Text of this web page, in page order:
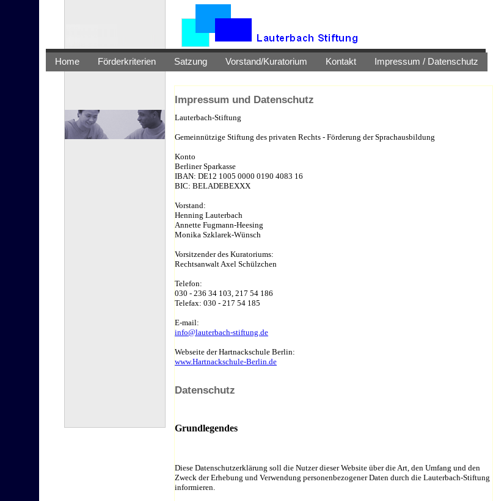
Home Förderkriterien Satzung Vorstand/Kuratorium Kontakt Impressum / Datenschutz
Impressum und Datenschutz
Lauterbach-Stiftung
Gemeinnützige Stiftung des privaten Rechts - Förderung der Sprachausbildung
Konto
Berliner Sparkasse
IBAN: DE12 1005 0000 0190 4083 16
BIC: BELADEBEXXX
Vorstand:
Henning Lauterbach
Annette Fugmann-Heesing
Monika Szklarek-Wünsch
Vorsitzender des Kuratoriums:
Rechtsanwalt Axel Schülzchen
Telefon:
030 - 236 34 103, 217 54 186
Telefax: 030 - 217 54 185
E-mail:
info@lauterbach-stiftung.de
Webseite der Hartnackschule Berlin:
www.Hartnackschule-Berlin.de
Datenschutz
Grundlegendes
Diese Datenschutzerklärung soll die Nutzer dieser Website über die Art, den Umfang und den
Zweck der Erhebung und Verwendung personenbezogener Daten durch die Lauterbach-Stiftung
informieren.